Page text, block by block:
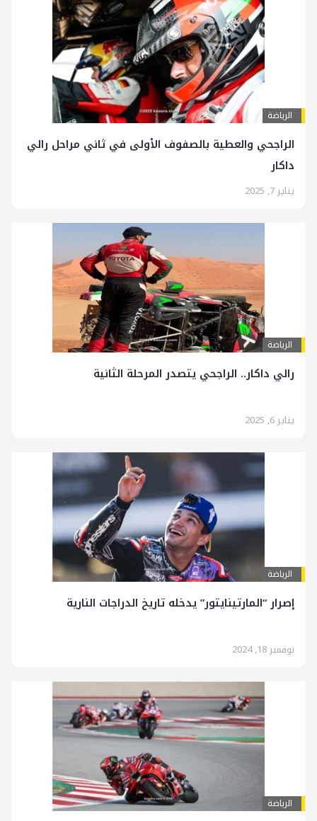
الرياضة
الراجحي والعطية بالصفوف الأولى في ثاني مراحل رالي
داكار
يناير 7, 2025
الرياضة
رالي داكار.. الراجحي يتصدر المرحلة الثانية
يناير 6, 2025
الرياضة
إصرار “المارتينايتور” يدخله تاريخ الدراجات النارية
نوفمبر 18, 2024
الرياضة